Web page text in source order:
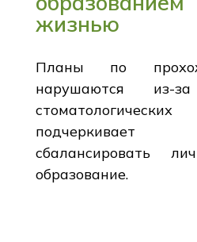
жизнью
Планы по
нарушаются из-
подчеркивает
сбалансировать
образование.